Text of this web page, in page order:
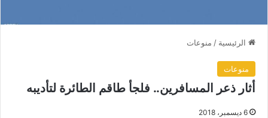
الرئيسية / منوعات
منوعات
أثار ذعر المسافرين.. فلجأ طاقم الطائرة لتأديبه
6 ديسمبر، 2018